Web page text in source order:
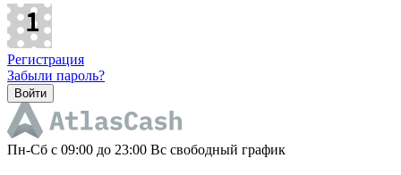
Регистрация
Забыли пароль?
Пн-Cб с 09:00 до 23:00 Вс свободный график